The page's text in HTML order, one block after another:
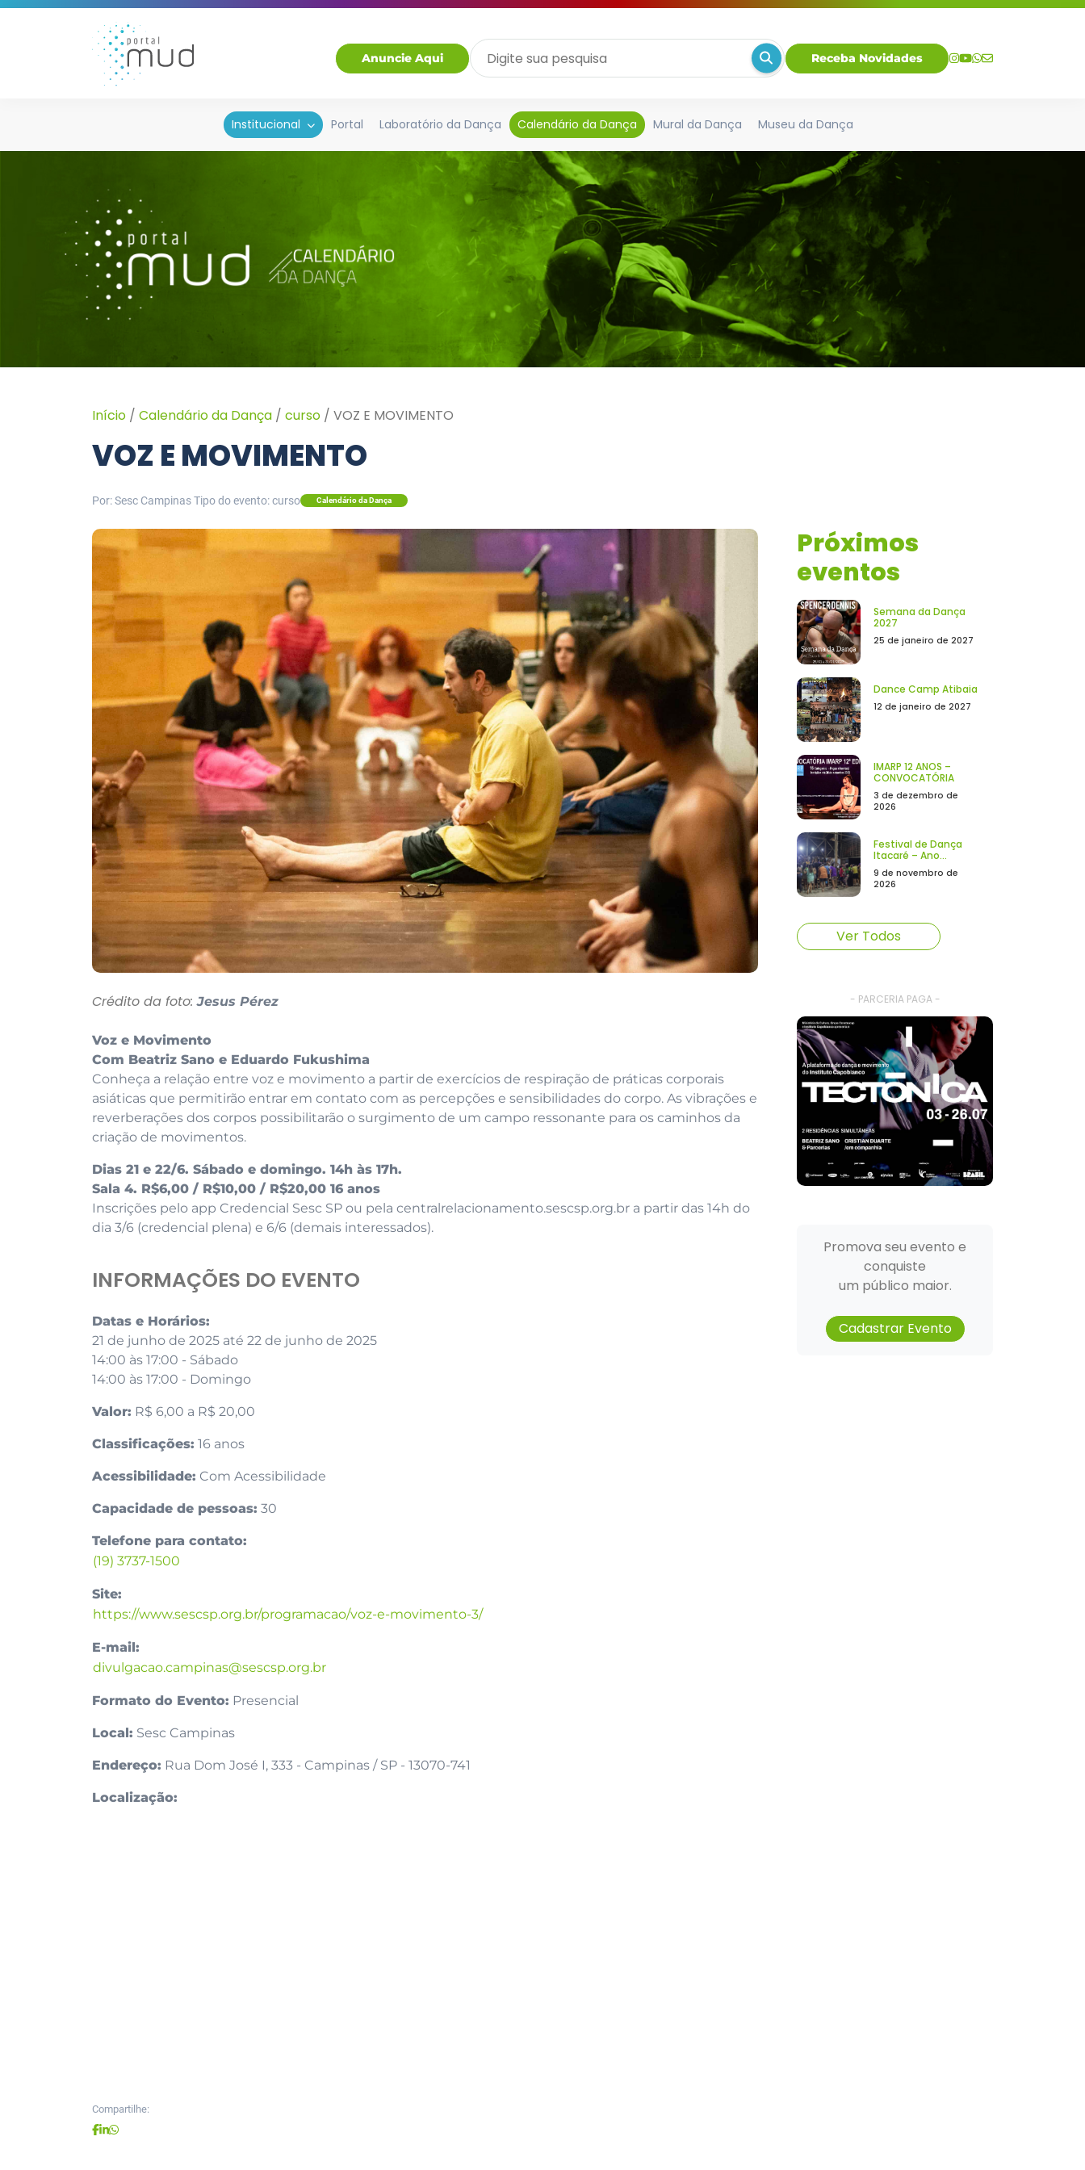
Anuncie Aqui Receba Novidades
Institucional Portal Laboratório da Dança Calendário da Dança Mural da Dança Museu da Dança
Início / Calendário da Dança / curso / VOZ E MOVIMENTO
VOZ E MOVIMENTO
Por: Sesc CampinasTipo do evento: curso Calendário da Dança
Crédito da foto:Jesus Pérez
Voz e Movimento
Com Beatriz Sano e Eduardo Fukushima
Conheça a relação entre voz e movimento a partir de exercícios de respiração de práticas corporais
asiáticas que permitirão entrar em contato com as percepções e sensibilidades do corpo. As vibrações e
reverberações dos corpos possibilitarão o surgimento de um campo ressonante para os caminhos da
criação de movimentos.
Dias 21 e 22/6. Sábado e domingo. 14h às 17h.
Sala 4. R$6,00 / R$10,00 / R$20,00 16 anos
Inscrições pelo app Credencial Sesc SP ou pela centralrelacionamento.sescsp.org.br a partir das 14h do
dia 3/6 (credencial plena) e 6/6 (demais interessados).
INFORMAÇÕES DO EVENTO
Datas e Horários:
21 de junho de 2025 até 22 de junho de 2025
14:00 às 17:00 - Sábado
14:00 às 17:00 - Domingo
Valor: R$ 6,00 a R$ 20,00
Classificações: 16 anos
Acessibilidade: Com Acessibilidade
Capacidade de pessoas: 30
Telefone para contato:
(19) 3737-1500
Site:
https://www.sescsp.org.br/programacao/voz-e-movimento-3/
E-mail:
divulgacao.campinas@sescsp.org.br
Formato do Evento: Presencial
Local: Sesc Campinas
Endereço: Rua Dom José I, 333 - Campinas / SP - 13070-741
Localização:
Compartilhe:
Próximos
eventos
Semana da Dança
2027
25 de janeiro de 2027
Dance Camp Atibaia
12 de janeiro de 2027
IMARP 12 ANOS –
CONVOCATÓRIA
3 de dezembro de
2026
Festival de Dança
Itacaré – Ano...
9 de novembro de
2026
Ver Todos
- PARCERIA PAGA -
Promova seu evento e
conquiste
um público maior.
Cadastrar Evento